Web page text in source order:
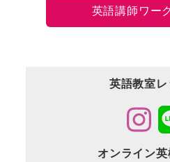
英語講師ワー
英語教室
オンライン